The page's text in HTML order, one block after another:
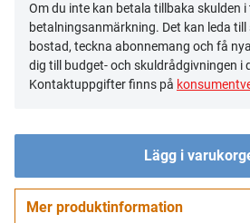
Om du inte kan betala tillbaka skulden i
betalningsanmärkning. Det kan leda
bostad, teckna abonnemang och få
dig till budget- och skuldrådgivningen i
Kontaktuppgifter finns på
Lägg i
Gå till kassan
Mer produktinformation